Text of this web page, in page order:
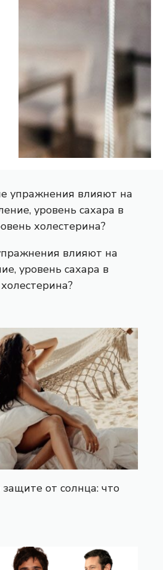
влияют на
уровень сахара в
от солнца: что